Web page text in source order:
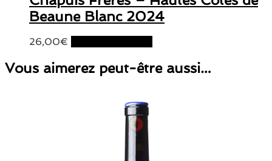
Beaune Blanc 2024
26,00€
Vous aimerez peut-être aussi…